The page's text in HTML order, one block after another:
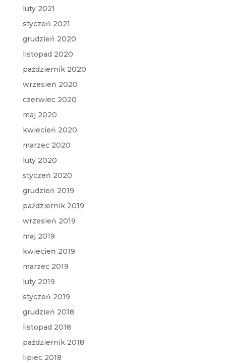
luty 2021
styczeń 2021
grudzień 2020
listopad 2020
październik 2020
wrzesień 2020
czerwiec 2020
maj 2020
kwiecień 2020
marzec 2020
luty 2020
styczeń 2020
grudzień 2019
październik 2019
wrzesień 2019
maj 2019
kwiecień 2019
marzec 2019
luty 2019
styczeń 2019
grudzień 2018
listopad 2018
październik 2018
lipiec 2018